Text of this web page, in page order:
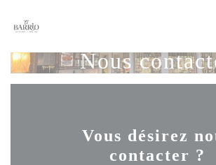
Nous
Vous désirez
contacter ?